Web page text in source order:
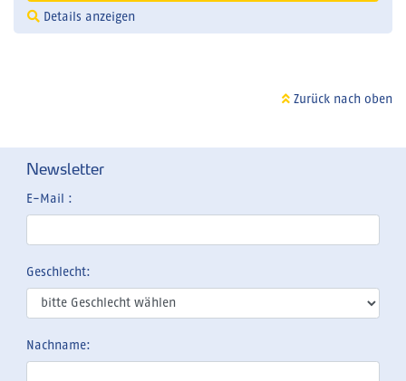
Details anzeigen
Zurück nach oben
Newsletter
E-Mail :
Geschlecht:
Nachname: